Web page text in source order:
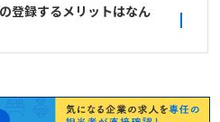
登録するメリットはなん